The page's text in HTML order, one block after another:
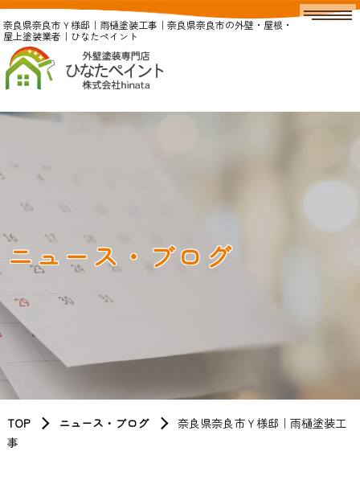
奈良県奈良市Ｙ様邸｜雨樋塗装工事｜奈良県奈良市の外壁・屋根・
屋上塗装業者｜ひなたペイント
ニュース・ブログ
TOP ニュース・ブログ
奈良県奈良市Ｙ様邸｜雨樋塗装工
事